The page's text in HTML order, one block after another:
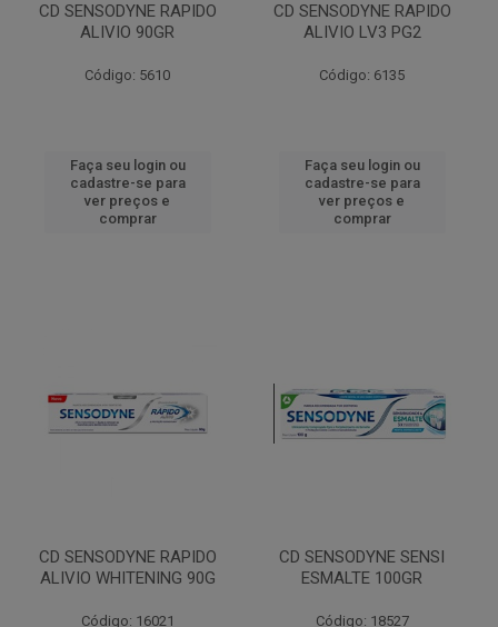
CD SENSODYNE RAPIDO
ALIVIO 90GR
Código: 5610
Faça seu login ou
cadastre-se para
ver preços e
comprar
CD SENSODYNE RAPIDO
ALIVIO LV3 PG2
Código: 6135
Faça seu login ou
cadastre-se para
ver preços e
comprar
CD SENSODYNE RAPIDO
ALIVIO WHITENING 90G
Código: 16021
CD SENSODYNE SENSI
ESMALTE 100GR
Código: 18527